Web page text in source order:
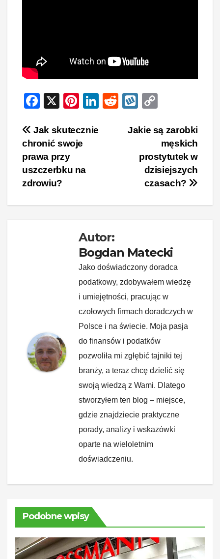
F
c
e
b
o
k
X
Pi
er
e
st
Li
R
W
o
p
y
Li
n
Nawigacja
wpisu
Jakie są zarobki
męskich
prostytutek w
dzisiejszych
czasach?
Jak skutecznie
chronić swoje
prawa przy
uszczerbku na
zdrowiu?
Autor:
Bogdan Matecki
Jako doświadczony doradca
podatkowy, zdobywałem wiedzę
i umiejętności, pracując w
czołowych firmach doradczych w
Polsce i na świecie. Moja pasja
do finansów i podatków
pozwoliła mi zgłębić tajniki tej
branży, a teraz chcę dzielić się
swoją wiedzą z Wami. Dlatego
stworzyłem ten blog – miejsce,
gdzie znajdziecie praktyczne
porady, analizy i wskazówki
oparte na wieloletnim
doświadczeniu.
Podobne wpisy